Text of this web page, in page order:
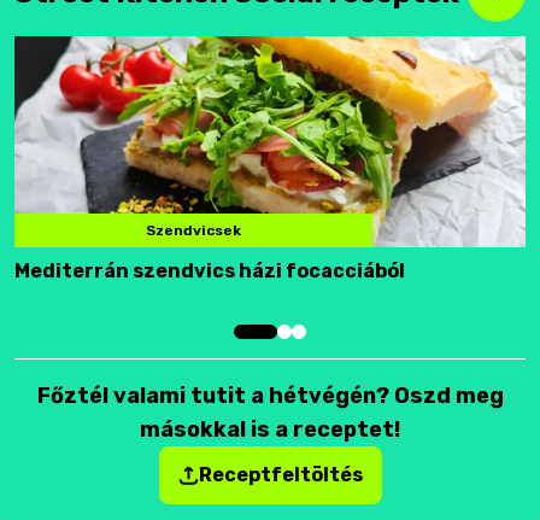
Szendvicsek
Mediterrán szendvics házi focacciából
Főztél valami tutit a hétvégén? Oszd meg
másokkal is a receptet!
Receptfeltöltés